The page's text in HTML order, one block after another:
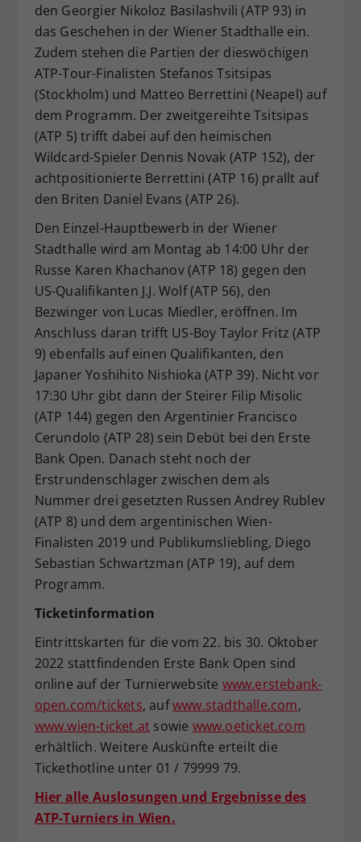
den Georgier Nikoloz Basilashvili (ATP 93) in
das Geschehen in der Wiener Stadthalle ein.
Zudem stehen die Partien der dieswöchigen
ATP-Tour-Finalisten Stefanos Tsitsipas
(Stockholm) und Matteo Berrettini (Neapel) auf
dem Programm. Der zweitgereihte Tsitsipas
(ATP 5) trifft dabei auf den heimischen
Wildcard-Spieler Dennis Novak (ATP 152), der
achtpositionierte Berrettini (ATP 16) prallt auf
den Briten Daniel Evans (ATP 26).
Den Einzel-Hauptbewerb in der Wiener
Stadthalle wird am Montag ab 14:00 Uhr der
Russe Karen Khachanov (ATP 18) gegen den
US-Qualifikanten J.J. Wolf (ATP 56), den
Bezwinger von Lucas Miedler, eröffnen. Im
Anschluss daran trifft US-Boy Taylor Fritz (ATP
9) ebenfalls auf einen Qualifikanten, den
Japaner Yoshihito Nishioka (ATP 39). Nicht vor
17:30 Uhr gibt dann der Steirer Filip Misolic
(ATP 144) gegen den Argentinier Francisco
Cerundolo (ATP 28) sein Debüt bei den Erste
Bank Open. Danach steht noch der
Erstrundenschlager zwischen dem als
Nummer drei gesetzten Russen Andrey Rublev
(ATP 8) und dem argentinischen Wien-
Finalisten 2019 und Publikumsliebling, Diego
Sebastian Schwartzman (ATP 19), auf dem
Programm.
Ticketinformation
Eintrittskarten für die vom 22. bis 30. Oktober
2022 stattfindenden Erste Bank Open sind
online auf der Turnierwebsite www.erstebank-
open.com/tickets, aufwww.stadthalle.com,
www.wien-ticket.at sowie www.oeticket.com
erhältlich. Weitere Auskünfte erteilt die
Tickethotline unter 01 / 79999 79.
Hier alle Auslosungen und Ergebnisse des
ATP-Turniers in Wien.